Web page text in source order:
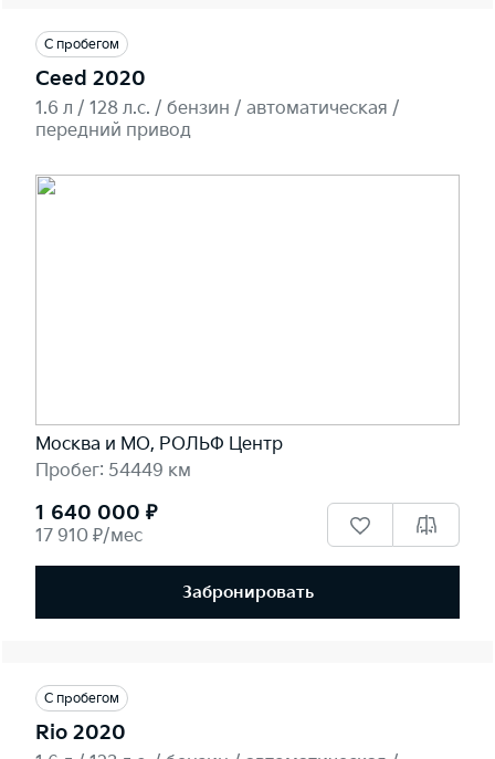
С пробегом
Ceed 2020
1.6 л / 128 л.c. / бензин / автоматическая /
передний привод
Москва и МО, РОЛЬФ Центр
Пробег: 54449 км
1 640 000 ₽
17 910 ₽/мес
Забронировать
С пробегом
Rio 2020